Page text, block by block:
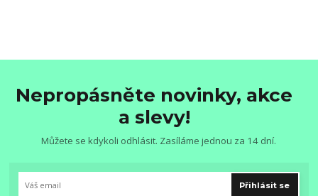
Nepropásněte novinky, akce
a slevy!
Můžete se kdykoli odhlásit. Zasíláme jednou za 14 dní.
Přihlásit se